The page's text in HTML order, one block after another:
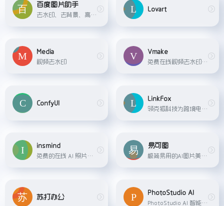
百度图片助手
去水印、去背景、高清放大....
Lovart
Media
视频去水印
Vmake
免费在线视频去水印工具
ConfyUI
LinkFox
领克狐科技为跨境电商卖家提供的一站式AI解决方案，包括AI模特、AI穿衣、AI做图、AI创意等多种工具，帮助卖家降低商拍成本。
insmind
免费的在线 AI 照片编辑工具，支持AI一键生成商品背景、AI替换模特、AI广告图、AI扩图、在线制作商品透明图以及发丝级人像抠图等功能，帮助商家轻松高效地生成工作室级别的商品图片，全面满足商家的图像处理和设计需求。
易可图
极简易用的AI图片美化及海报在线设计平台，提供AI商品图、AI模特、AI文案、智能抠图、图片压缩等，每日更新，轻松搞定设计！
苏打办公
PhotoStudio AI
PhotoStudio AI 智能商拍摄影，提供真实高颜值AI模特资源，海量AI商业场景，简单3步生成超高颜值的AI摄影大片，填写邀请码：V5XPAFLC 可额外获得200虹豆